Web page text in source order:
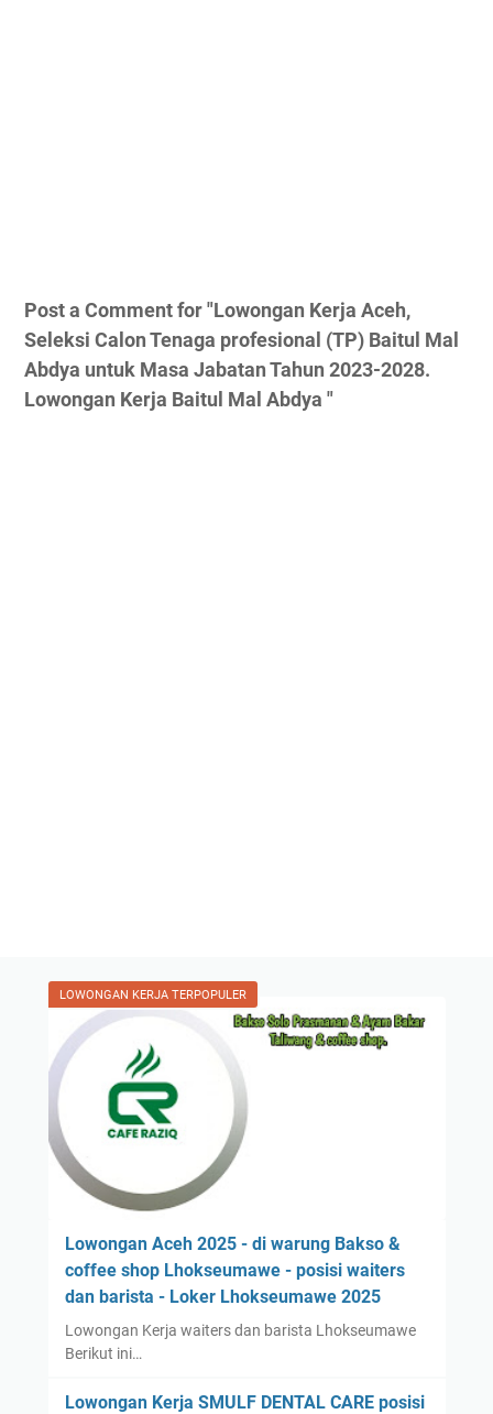
Post a Comment for "Lowongan Kerja Aceh,
Seleksi Calon Tenaga profesional (TP) Baitul Mal
Abdya untuk Masa Jabatan Tahun 2023-2028.
Lowongan Kerja Baitul Mal Abdya "
LOWONGAN KERJA TERPOPULER
Lowongan Aceh 2025 - di warung Bakso &
coffee shop Lhokseumawe - posisi waiters
dan barista - Loker Lhokseumawe 2025
Lowongan Kerja waiters dan barista Lhokseumawe
Berikut ini…
Lowongan Kerja SMULF DENTAL CARE posisi